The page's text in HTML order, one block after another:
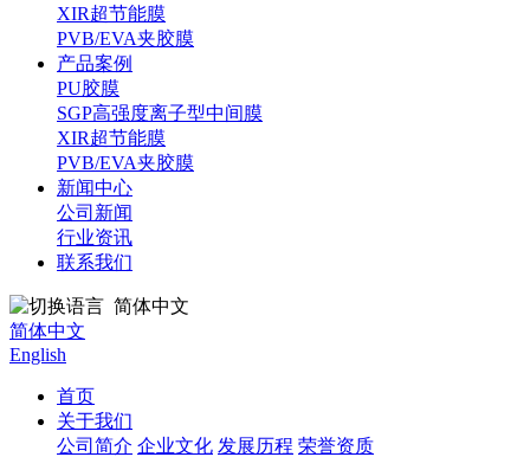
XIR超节能膜
PVB/EVA夹胶膜
产品案例
PU胶膜
SGP高强度离子型中间膜
XIR超节能膜
PVB/EVA夹胶膜
新闻中心
公司新闻
行业资讯
联系我们
简体中文
简体中文
English
首页
关于我们
公司简介 企业文化 发展历程 荣誉资质